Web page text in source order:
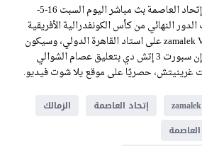
مشاهدة مباراة الزمالك وإتحاد العاصمة بث مباشر اليوم السبت 16-5-
الدور النهائي من كأس الكونفدرالية الأفريقية
zamalek VS usm alger Live Stream على استاد القاهرة الدولي، وسيكون
اللقاء منقولًا عبر قناة بي إن سبورت 3 إتش دي بتعليق عصام الشوالي
zamalek إتحاد العاصمة
الزمالك